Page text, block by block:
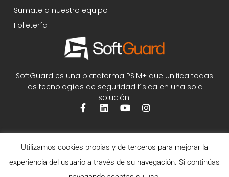
SoftGuard es una plataforma PSIM+ que unifica todas
las tecnologías de seguridad física en una sola
solución.
Sumate a nuestro equipo
Folletería
Utilizamos cookies propias y de terceros para mejorar la
experiencia del usuario a través de su navegación. Si continúas